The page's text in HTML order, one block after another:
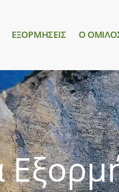
ΕΞΟΡΜΗΣΕΙΣ Ο